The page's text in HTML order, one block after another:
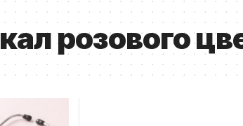
кал розового